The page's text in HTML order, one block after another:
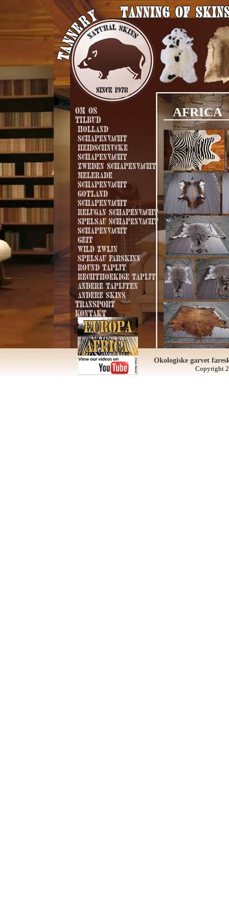
Om os
Tilbud
Holland
schapenvacht
Heidschnucke
schapenvacht
Zweden schapenvacht
Melerade
schapenvacht
Gotland
schapenvacht
Relugan schapenvacht
Spelsau schapenvacht
Schapenvacht
Geit
Wild zwijn
Spelsau farskinn
Round tapijt
Rechthoekige tapijt
Andere tapijten
Andere skins
Transport
Kontakt
AFRICA
Okologiske garvet
Copyright